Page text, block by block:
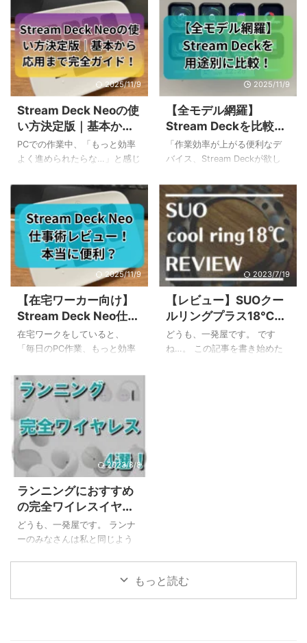
2025/11/9
Stream Deck Neoの使
い方決定版｜基本から
応用まで完全ガイド！
PCでの作業中、「もっと効率
よく進められたらな…」と感じ
繰り返す定型的な操作や、複
雑なショートカットキーに、
少しうんざりしてしまうこと
もありますよね。 そんなお悩
みを解決してくれるのが、左
手デバイス「Stream Deck
Neo」です。この記事では、
Stream Deck Neoの基本的な
使い方を知りたい皆さんのた
めに、以下の内容を分かりや
すく解説していきます。 初期
設定から基本的なボタンの登
プリごとの具体的な活用術 作
業を自動化する、一歩進 ...
2025/11/9
【全モデル網羅】
Stream Deckを比較！
新旧モデルから用途別
で最適な一台を選ぶ
「作業効率が上がる便利なデ
バイス、Stream Deckが欲し
どれを選べばいいのか分から
ない…」と感じていませんか？
多機能なモデルからコンパク
トなモデルまで様々で、自分
に合う一台を見つけるのは大
変ですよね。Stream Deckの比
較をしているけれど、結局決
め手に欠ける、という方も多
いのではないでしょうか。 私
もStream Deck Neoを購入す
る前はちょっと悩みました…。
この記事では、そんなお悩み
2025/11/9
【在宅ワーカー向け】
Stream Deck Neo仕事
術レビュー！本当に便
利？
在宅ワークをしていると、
「毎日のPC作業、もっと効率
こと、ありますよね。チャッ
トツールの起動、定型文の入
力、Web会議のミュート操作
など、一つひとつは小さくて
も積み重なると大きな手間に
なります。 この記事では、そ
んなみなさんのために、
stream deck neoを仕事で活用
して、日々の作業を劇的に快
適にする方法を徹底解説しま
す！ この記事を読むことで、
以下のことが分かりますよ。
特徴と機能 在宅ワークですぐ
に使える具体的な活用術7選 1
2023/7/19
【レビュー】SUOクー
ルリングプラス18℃の
サイズ感・持続時間・
おすすめ用途
どうも、一発屋です。 です
ね…。 この記事を書き始めた
徹底的にレビューしていきた
いと思います。 SUOクールリ
2023/8/8
ランニングにおすすめ
の完全ワイレスイヤホ
ン4選！ながら聴きタ
イプが超オススメ！
どうも、一発屋です。 ランナ
ーのみなさんは私と同じよう
ますが、どんなイヤホンを使
っているでしょうか。 有線タ
もっと読む